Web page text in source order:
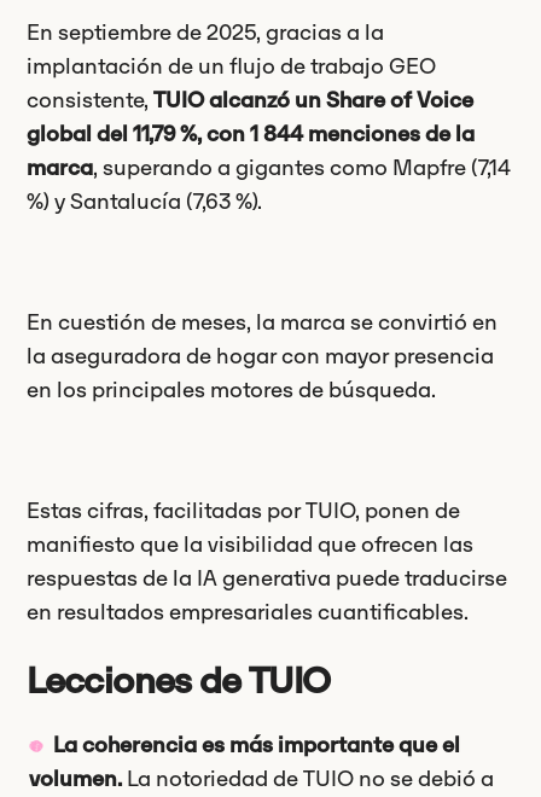
En septiembre de 2025, gracias a la
implantación de un flujo de trabajo GEO
consistente,TUIO alcanzó un Share of Voice
global del 11,79 %, con 1 844 menciones de la
marca, superando a gigantes como Mapfre (7,14
%) y Santalucía (7,63 %).
En cuestión de meses, la marca se convirtió en
la aseguradora de hogar con mayor presencia
en los principales motores de búsqueda.
Estas cifras, facilitadas por TUIO, ponen de
manifiesto que la visibilidad que ofrecen las
respuestas de la IA generativa puede traducirse
en resultados empresariales cuantificables.
Lecciones de TUIO
La coherencia es más importante que el
volumen. La notoriedad de TUIO no se debió a